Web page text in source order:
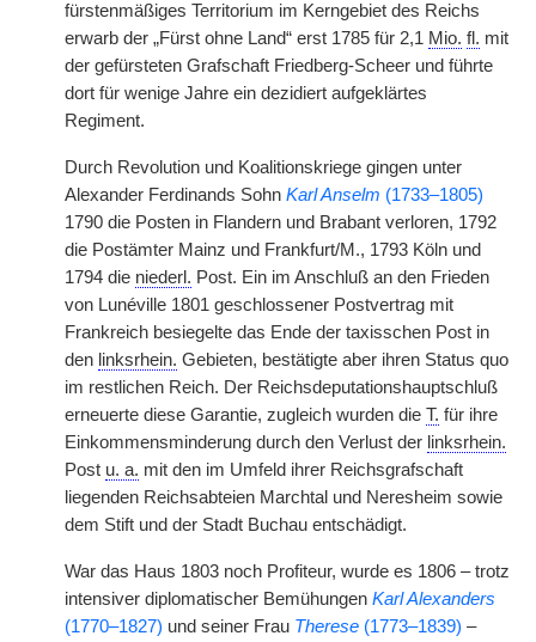
fürstenmäßiges Territorium im Kerngebiet des Reichs
erwarb der „Fürst ohne Land“ erst 1785 für 2,1 Mio. fl. mit
der gefürsteten Grafschaft Friedberg-Scheer und führte
dort für wenige Jahre ein dezidiert aufgeklärtes
Regiment.
Durch Revolution und Koalitionskriege gingen unter
Alexander Ferdinands Sohn Karl Anselm (1733–1805)
1790 die Posten in Flandern und Brabant verloren, 1792
die Postämter Mainz und Frankfurt/M., 1793 Köln und
1794 die niederl. Post. Ein im Anschluß an den Frieden
von Lunéville 1801 geschlossener Postvertrag mit
Frankreich besiegelte das Ende der taxisschen Post in
den linksrhein. Gebieten, bestätigte aber ihren Status quo
im restlichen Reich. Der Reichsdeputationshauptschluß
erneuerte diese Garantie, zugleich wurden die T. für ihre
Einkommensminderung durch den Verlust der linksrhein.
Post u. a. mit den im Umfeld ihrer Reichsgrafschaft
liegenden Reichsabteien Marchtal und Neresheim sowie
dem Stift und der Stadt Buchau entschädigt.
War das Haus 1803 noch Profiteur, wurde es 1806 – trotz
intensiver diplomatischer Bemühungen Karl Alexanders
(1770–1827) und seiner Frau Therese (1773–1839) –